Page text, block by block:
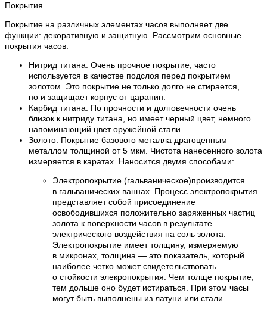
Покрытия
Покрытие на различных элементах часов выполняет две
функции: декоративную и защитную. Рассмотрим основные
покрытия часов:
Нитрид титана. Очень прочное покрытие, часто
используется в качестве подслоя перед покрытием
золотом. Это покрытие не только долго не стирается,
но и защищает корпус от царапин.
Карбид титана. По прочности и долговечности очень
близок к нитриду титана, но имеет черный цвет, немного
напоминающий цвет оружейной стали.
Золото. Покрытие базового металла драгоценным
металлом толщиной от 5 мкм. Чистота нанесенного золота
измеряется в каратах. Наносится двумя способами:
Электропокрытие (гальваническое)производится
в гальванических ваннах. Процесс электропокрытия
представляет собой присоединение
освободившихся положительно заряженных частиц
золота к поверхности часов в результате
электрического воздействия на соль золота.
Электропокрытие имеет толщину, измеряемую
в микронах, толщина — это показатель, который
наиболее четко может свидетельствовать
о стойкости элекропокрытия. Чем толще покрытие,
тем дольше оно будет истираться. При этом часы
могут быть выполнены из латуни или стали.